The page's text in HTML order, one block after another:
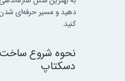
دهید و مسیر حرفه‌ای
کنید.
نحوه شروع
دسکتاپ